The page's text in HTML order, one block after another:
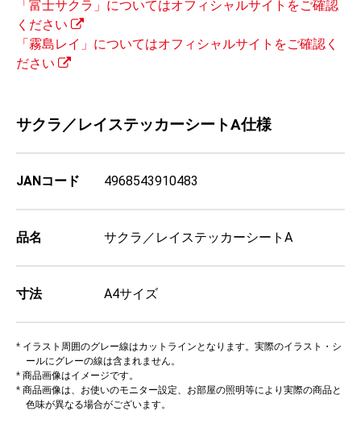
「富士サクラ」についてはオフィシャルサイトをご確認
ください
「霧島レイ」についてはオフィシャルサイトをご確認く
ださい
サクラ／レイステッカーシートA仕様
JANコード 4968543910483
品名 サクラ／レイステッカーシートA
寸法 A4サイズ
* イラスト周囲のグレー線はカットラインとなります。実際のイラスト・シ
ールにグレーの線は含まれません。
* 商品画像はイメージです。
* 商品画像は、お使いのモニター設定、お部屋の照明等により実際の商品と
色味が異なる場合がございます。